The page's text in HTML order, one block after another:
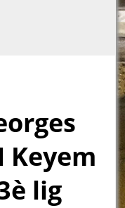
Keyem
lig